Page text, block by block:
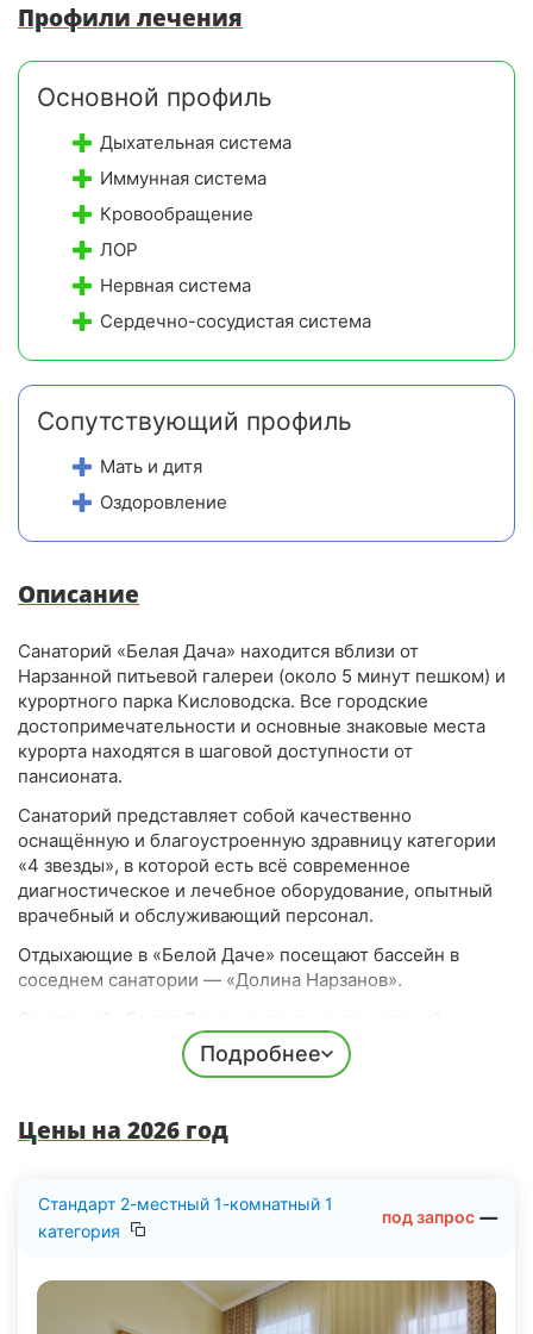
Профили лечения
Основной профиль
Дыхательная система
Иммунная система
Кровообращение
ЛОР
Нервная система
Сердечно-сосудистая система
Сопутствующий профиль
Мать и дитя
Оздоровление
Описание
Санаторий «Белая Дача» находится вблизи от
Нарзанной питьевой галереи (около 5 минут пешком) и
курортного парка Кисловодска. Все городские
достопримечательности и основные знаковые места
курорта находятся в шаговой доступности от
пансионата.
Санаторий представляет собой качественно
оснащённую и благоустроенную здравницу категории
«4 звезды», в которой есть всё современное
диагностическое и лечебное оборудование, опытный
врачебный и обслуживающий персонал.
Отдыхающие в «Белой Даче» посещают бассейн в
соседнем санатории — «Долина Нарзанов».
Расположенных в привлекательном уголке
Кисловодска, непосредственно в курортной части
«Бель Вью» графов Шереметьевых. В санатории
одновременно постояльцы могут найти роскошь старых
лечебных процедурах. Привлекательная архитектура
второй половины 19 века, различные деревья и
благоустроенная территория с удобными местами
благостную атмосферу.
Подробнее
Цены на 2026 год
Стандарт 2-местный 1-комнатный 1
категория
под запрос